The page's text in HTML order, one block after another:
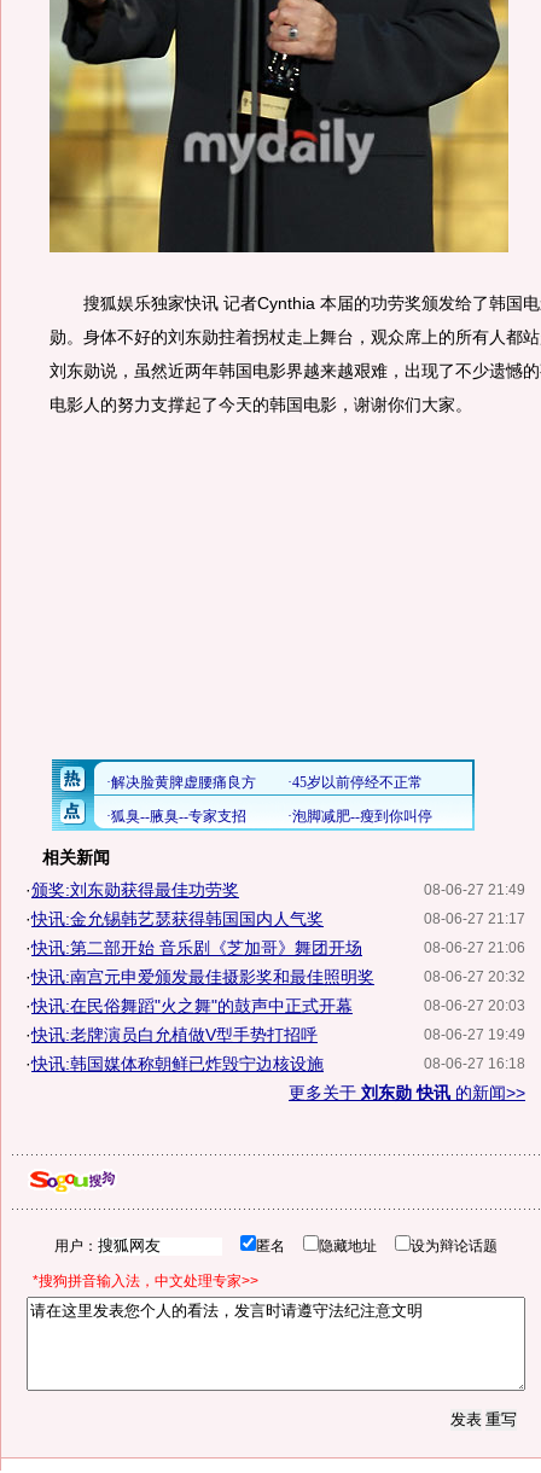
搜狐娱乐独家快讯 记者Cynthia 本届的功劳奖颁发给了韩国电
勋。身体不好的刘东勋拄着拐杖走上舞台，观众席上的所有人都
刘东勋说，虽然近两年韩国电影界越来越艰难，出现了不少遗憾
电影人的努力支撑起了今天的韩国电影，谢谢你们大家。
相关新闻
08-06-27 21:49
·颁奖:刘东勋获得最佳功劳奖
08-06-27 21:17
·快讯:金允锡韩艺瑟获得韩国国内人气奖
08-06-27 21:06
·快讯:第二部开始 音乐剧《芝加哥》舞团开场
08-06-27 20:32
·快讯:南宫元申爱颁发最佳摄影奖和最佳照明奖
08-06-27 20:03
·快讯:在民俗舞蹈"火之舞"的鼓声中正式开幕
08-06-27 19:49
·快讯:老牌演员白允植做V型手势打招呼
08-06-27 16:18
·快讯:韩国媒体称朝鲜已炸毁宁边核设施
更多关于 刘东勋 快讯 的新闻>>
用户： 匿名 隐藏地址 设为辩论话题
*搜狗拼音输入法，中文处理专家>>